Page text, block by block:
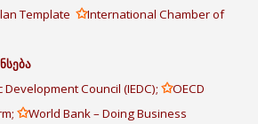
Template ✩International Chamber of
Council (IEDC); ✩OECD
✩World Bank – Doing Business